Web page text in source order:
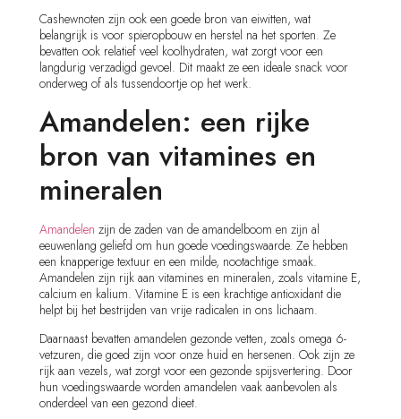
Cashewnoten zijn ook een goede bron van eiwitten, wat
belangrijk is voor spieropbouw en herstel na het sporten. Ze
bevatten ook relatief veel koolhydraten, wat zorgt voor een
langdurig verzadigd gevoel. Dit maakt ze een ideale snack voor
onderweg of als tussendoortje op het werk.
Amandelen: een rijke
bron van vitamines en
mineralen
Amandelen zijn de zaden van de amandelboom en zijn al
eeuwenlang geliefd om hun goede voedingswaarde. Ze hebben
een knapperige textuur en een milde, nootachtige smaak.
Amandelen zijn rijk aan vitamines en mineralen, zoals vitamine E,
calcium en kalium. Vitamine E is een krachtige antioxidant die
helpt bij het bestrijden van vrije radicalen in ons lichaam.
Daarnaast bevatten amandelen gezonde vetten, zoals omega 6-
vetzuren, die goed zijn voor onze huid en hersenen. Ook zijn ze
rijk aan vezels, wat zorgt voor een gezonde spijsvertering. Door
hun voedingswaarde worden amandelen vaak aanbevolen als
onderdeel van een gezond dieet.